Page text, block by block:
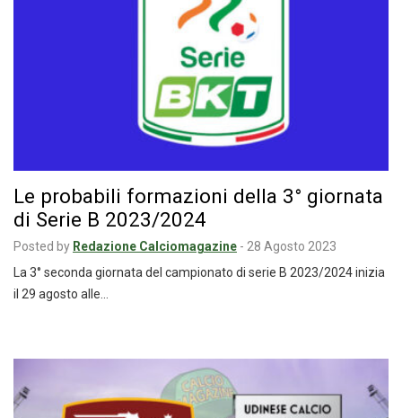
Le probabili formazioni della 3° giornata
di Serie B 2023/2024
Posted by Redazione Calciomagazine - 28 Agosto 2023
La 3° seconda giornata del campionato di serie B 2023/2024 inizia
il 29 agosto alle…